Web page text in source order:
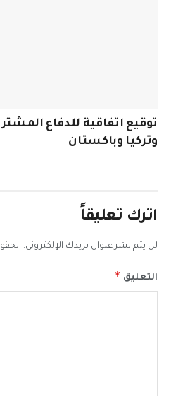
توقيع اتفاقية للدفاع
وتركيا وباكستان
اترك تعليقاً
لن يتم نشر عنوان بريدك الإلكتروني.
التعليق *